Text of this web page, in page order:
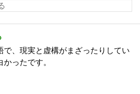
で、現実と虚構がまざったりしてい
ったです。